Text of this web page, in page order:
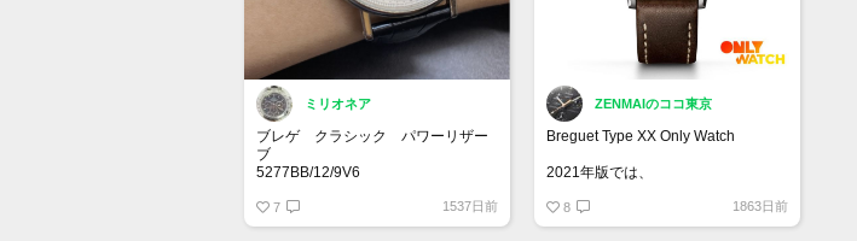
ミリオネア
ブレゲ クラシック パワーリザー
ブ
5277BB/12/9V6
ンプルそうで存在感抜群です。
7 1537日前
ZENMAIのココ東京
Breguet Type XX Only Watch
2021年版では、
ロノグラフの民間版に敬意を表し
て、この象徴的なブレゲ時計の視覚
8 1863日前